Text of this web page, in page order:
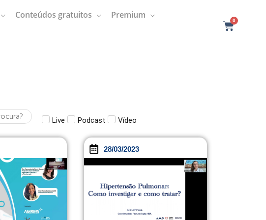
Conteúdos gratuitos Premium
0C
Live Podcast Vídeo
28/03/2023